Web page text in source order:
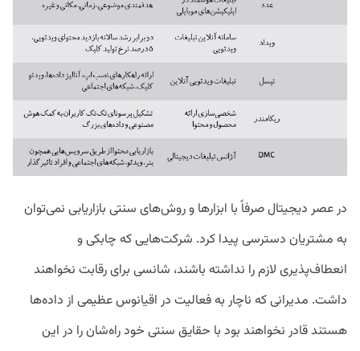
در عصر دیجیتال صرفاً با ابزارها و روش‌های سنتی بازاریابی نمی‌توان
به مشتریان دسترسی پیدا کرد. شرکت‌هایی که چابکی و
انعطاف‌پذیری لازم را نداشته باشند، شانسی برای رقابت نخواهند
داشت. مدیرانی که ناچار به فعالیت در اقیانوس عظیمی از داده‌ها
هستند قادر نخواهند بود با حقایق سنتی خود راه‌شان را در این